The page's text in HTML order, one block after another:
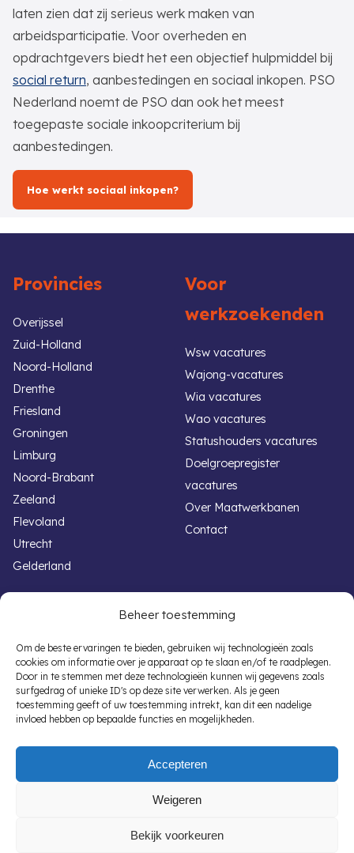
Beheer toestemming
Om de beste ervaringen te bieden, gebruiken wij technologieën zoals
cookies om informatie over je apparaat op te slaan en/of te raadplegen.
Door in te stemmen met deze technologieën kunnen wij gegevens zoals
surfgedrag of unieke ID's op deze site verwerken. Als je geen
toestemming geeft of uw toestemming intrekt, kan dit een nadelige
invloed hebben op bepaalde functies en mogelijkheden.
Accepteren
Weigeren
Bekijk voorkeuren
laten zien dat zij serieus werk maken van
arbeidsparticipatie. Voor overheden en
opdrachtgevers biedt het een objectief hulpmiddel bij
social return, aanbestedingen en sociaal inkopen. PSO
Nederland noemt de PSO dan ook het meest
toegepaste sociale inkoopcriterium bij
aanbestedingen.
Hoe werkt sociaal inkopen?
Provincies
Overijssel
Zuid-Holland
Noord-Holland
Drenthe
Friesland
Groningen
Limburg
Noord-Brabant
Zeeland
Flevoland
Utrecht
Gelderland
Voor
werkzoekenden
Wsw vacatures
Wajong-vacatures
Wia vacatures
Wao vacatures
Statushouders vacatures
Doelgroepregister
vacatures
Over Maatwerkbanen
Contact
Handige links
Werken met een beperking
Overheid vacatures
Autisme vacatures
Banenafspraak Vacatures
Voor werkgevers
Banenafspraak
Participatiewet
Subsidieregelingen
Vacaturematching
Nieuwsberichten